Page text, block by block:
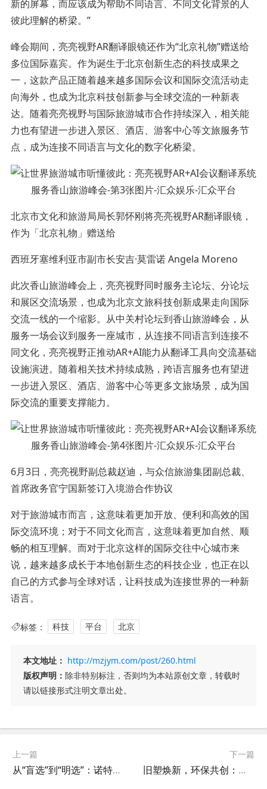
新的屏幕，而应该成为帮助不同语言、不同文化背景的人
彼此理解的桥梁。”
峰会期间，亮亮视野AR翻译眼镜还作为“北京礼物”赠送给
多位国际嘉宾。作为诞生于北京创新生态的科技成果之
一，这款产品正随着越来越多国际会议和国际交流活动走
向海外，也成为北京科技创新参与全球交流的一种新表
达。随着亮亮视野与国际旅游城市合作持续深入，相关能
力也有望进一步进入景区、酒店、游客中心等文旅服务节
点，成为连接不同语言与文化的数字化桥梁。
北京市文化和旅游局局长郭怀刚将亮亮视野AR翻译眼镜，
作为「北京礼物」赠送给
西班牙塞维利亚市副市长安吉·莫雷诺 Angela Moreno
此次香山旅游峰会上，亮亮视野同时服务主论坛、分论坛
和展区交流场景，也成为北京文旅科技创新成果走向国际
交流一线的一个缩影。从中关村论坛到香山旅游峰会，从
服务一场会议到服务一座城市，从连接不同语言到连接不
同文化，亮亮视野正推动AR+AI能力从翻译工具向交流基础
设施演进。随着相关技术持续成熟，跨语言服务也有望进
一步进入景区、酒店、游客中心等更多文旅场景，成为国
际交流的重要支撑能力。
6月3日，亮亮视野副总裁赵迪，与众信旅游集团副总裁、
首席政务官宁国新签订入境游合作协议
对于旅游城市而言，这意味着更加开放、便利和高效的国
际交流环境；对于不同文化而言，这意味着更加自然、顺
畅的相互理解。而对于北京这样的国际交往中心城市来
说，越来越多成长于本地创新生态的科技企业，也正在以
自己的方式参与全球对话，让科技成为连接世界的一种新
语言。
标签： 科技 平台 北京
本文地址： http://mzjym.com/post/260.html
版权声明： 除非特别标注，否则均为本站原创文章，转载时
请以链接形式注明文章出处。
上一篇
从“盲选”到“明选”：诺特兰德用极致品控重新定义品牌信任
下一篇
旧塑焕新，环保共创：九号公司2026家庭日让绿色公益“触手可及”